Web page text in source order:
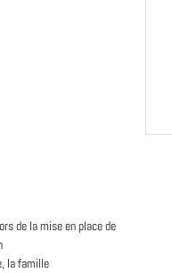
de la mise en place de
la famille